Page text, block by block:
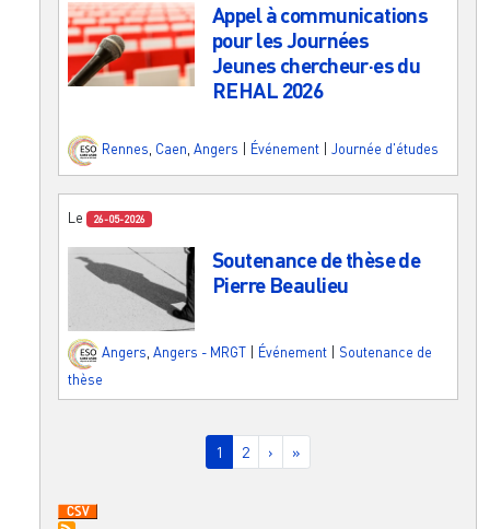
Appel à communications
pour les Journées
Jeunes chercheur·es du
REHAL 2026
Rennes, Caen, Angers Événement Journée d'études
Le 26-05-2026
Soutenance de thèse de
Pierre Beaulieu
Angers Angers - MRGT Événement
Soutenance de
thèse
Page courante
1 Page
2 Page suivante
› Dernière page
»